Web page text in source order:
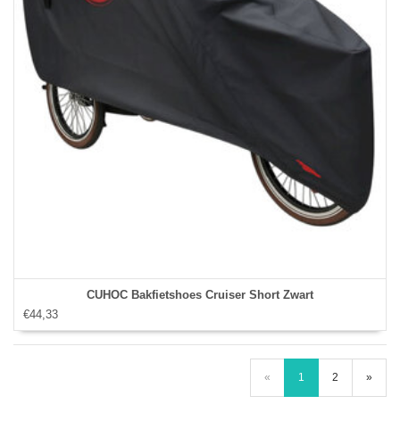
CUHOC Bakfietshoes Cruiser Short Zwart
€44,33
« 1 2 »